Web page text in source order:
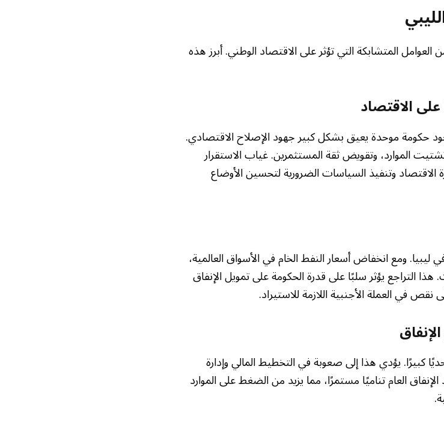
المتشابكة التي تؤثر على الاقتصاد الوطني. أبرز هذه
الاقتصاد
حكومة موحدة يعيق بشكل كبير جهود الإصلاح الاقتصادي.
الموارد، وتقويض ثقة المستثمرين. غياب الاستقرار
وتنفيذ السياسات الضرورية لتحسين الأوضاع
ومع انخفاض أسعار النفط الخام في الأسواق العالمية،
التراجع يؤثر سلبًا على قدرة الحكومة على تمويل الإنفاق
نقص في العملة الأجنبية اللازمة للاستيراد.
كبيرًا. يؤدي هذا إلى صعوبة في التخطيط المالي وإدارة
العام تناميًا مستمرًا، مما يزيد من الضغط على الموارد